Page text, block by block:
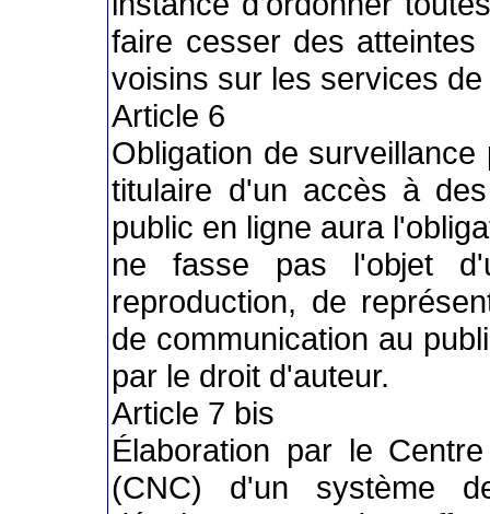
faire cesser des
voisins sur les services
Article 6
Obligation de
titulaire d'un accès à
public en ligne aura
ne fasse pas l'objet
reproduction, de
de communication au
par le droit d'auteur.
Article 7 bis
Élaboration par le
(CNC) d'un système